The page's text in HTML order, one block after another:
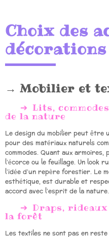
Choix des
décorations
Mobilier et
Lits,
de la nature
Le design du mobilier peut être
pour des matériaux naturels
commodes. Quant aux
l’écorce ou le feuillage. Un look
l’idée d’un repère forestier. Le
esthétique, est durable et
accord avec l’esprit de la nature.
Draps,
la forêt
Les textiles ne sont pas en